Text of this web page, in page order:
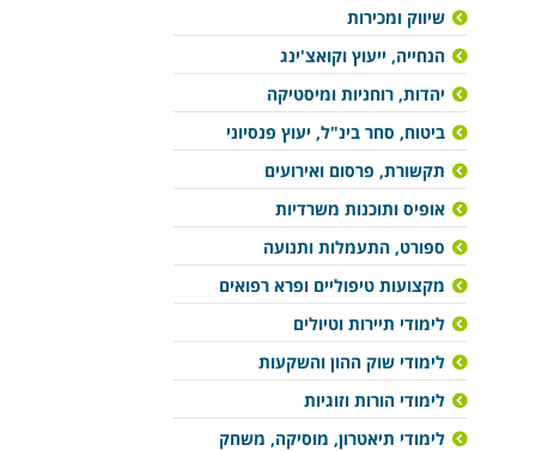
שיווק ומכירות
הנחייה, ייעוץ וקואצ'ינג
יהדות, רוחניות ומיסטיקה
ביטוח, סחר בינ"ל, יעוץ פנסיוני
תקשורת, פרסום ואירועים
אופיס ותוכנות משרדיות
ספורט, התעמלות ותנועה
מקצועות טיפוליים ופרא רפואים
לימודי תיירות וטיולים
לימודי שוק ההון והשקעות
לימודי הורות וזוגיות
לימודי תיאטרון, מוסיקה, משחק